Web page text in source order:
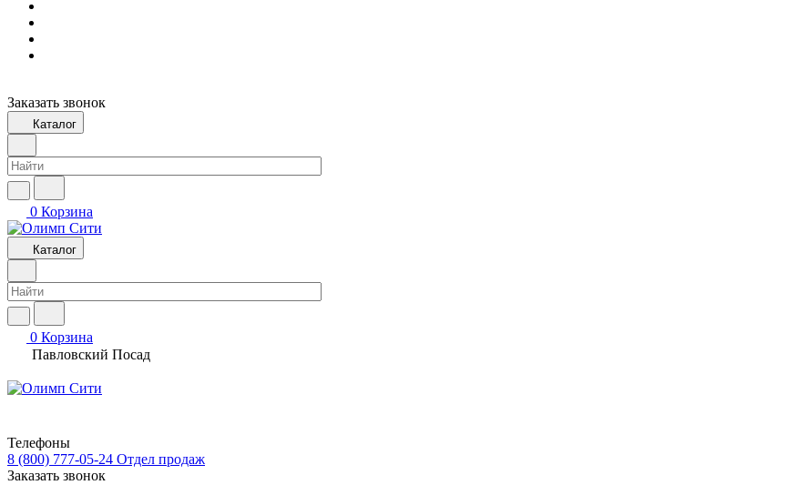
Заказать звонок
Каталог
0 Корзина
Каталог
0 Корзина
Павловский Посад
Телефоны
8 (800) 777-05-24 Отдел продаж
Заказать звонок